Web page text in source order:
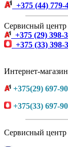
+375 (44) 779-
Сервисный центр
+375 (29) 398-
+375 (33) 398-
Интернет-магазин
+375(29) 697-
+375(33) 697-
Сервисный